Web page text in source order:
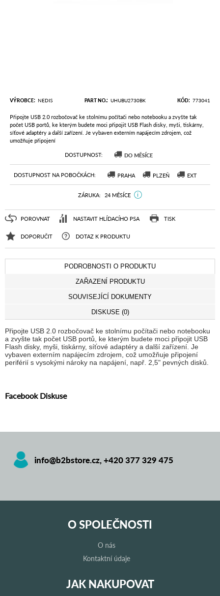
VÝROBCE NEDIS PART NO. UHUBU2730BK KÓD 773041
Připojte USB 2.0 rozbočovač ke stolnímu počítači nebo notebooku a zvyšte tak
počet USB portů, ke kterým budete moci připojit USB Flash disky, myši, tiskárny,
síťové adaptéry a další zařízení. Je vybaven externím napájecím zdrojem, což
umožňuje připojení
DOSTUPNOST DO MĚSÍCE
DOSTUPNOST NA POBOČKÁCH PRAHA PLZEŇ EXT
ZÁRUKA 24 MĚSÍCE
POROVNAT NASTAVIT HLÍDACÍHO PSA TISK
DOPORUČIT DOTAZ K PRODUKTU
PODROBNOSTI O PRODUKTU
ZAŘAZENÍ PRODUKTU
SOUVISEJÍCÍ DOKUMENTY
DISKUSE (0)
Připojte USB 2.0 rozbočovač ke stolnímu počítači nebo notebooku
a zvyšte tak počet USB portů, ke kterým budete moci připojit USB
Flash disky, myši, tiskárny, síťové adaptéry a další zařízení. Je
vybaven externím napájecím zdrojem, což umožňuje připojení
periférií s vysokými nároky na napájení, např. 2,5" pevných disků.
Facebook Diskuse
info@b2bstore.cz, +420 377 329 475
O SPOLEČNOSTI
O nás
Kontaktní údaje
JAK NAKUPOVAT